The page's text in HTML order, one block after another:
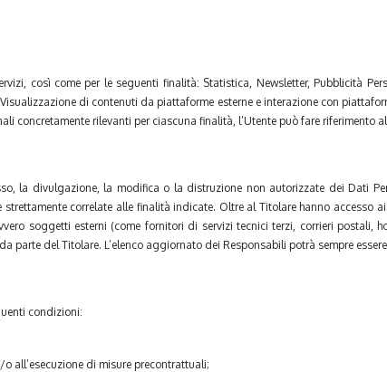
così come per le seguenti finalità: Statistica, Newsletter, Pubblicità
di contenuti da piattaforme esterne e interazione con
concretamente rilevanti per ciascuna finalità, l’Utente può fare riferimento
la divulgazione, la modifica o la distruzione non autorizzate dei Dati
correlate alle finalità indicate. Oltre al Titolare hanno accesso
soggetti esterni (come fornitori di servizi tecnici terzi, corrieri postali,
parte del Titolare. L’elenco aggiornato dei Responsabili potrà sempre
condizioni:
all’esecuzione di misure precontrattuali;